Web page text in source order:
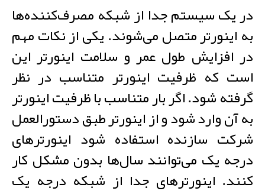
در یک سیستم جدا از شبکه مصرف‌کننده‌ها
به اینورتر متصل می‌شوند. یکی از نکات مهم
در افزایش طول عمر و سلامت اینورتر این
است که ظرفیت اینورتر متناسب در نظر
گرفته شود. اگر بار متناسب با ظرفیت اینورتر
به آن وارد شود و از اینورتر طبق دستورالعمل
شرکت سازنده استفاده شود اینورترهای
درجه یک می‌توانند سال‌ها بدون مشکل کار
کنند. اینورترهای جدا از شبکه درجه یک